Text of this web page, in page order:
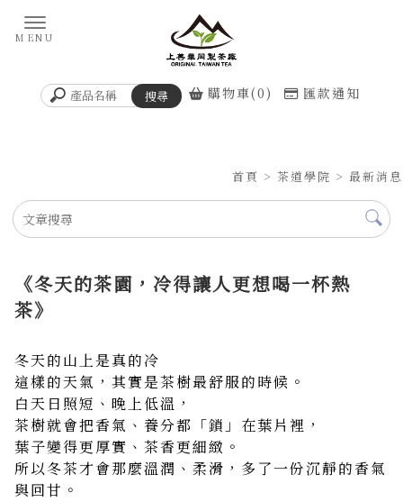
購物車(0) 匯款通知
首頁 > 茶道學院 > 最新消息
《冬天的茶園，冷得讓人更想喝一杯熱
茶》
冬天的山上是真的冷
這樣的天氣，其實是茶樹最舒服的時候。
白天日照短、晚上低溫，
茶樹就會把香氣、養分都「鎖」在葉片裡，
葉子變得更厚實、茶香更細緻。
所以冬茶才會那麼溫潤、柔滑，多了一份沉靜的香氣
與回甘。